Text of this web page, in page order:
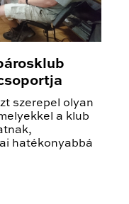
szerepel olyan
a klub
hatékonyabbá